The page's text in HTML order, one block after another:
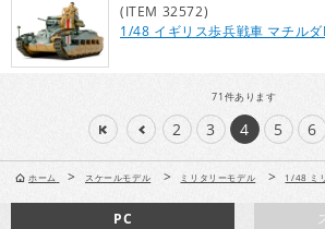
(ITEM 32572)
1/48 イギリス歩兵戦車 マチル
71件あります
2 3 4 5 6
ホーム > スケールモデル > ミリタリーモデル > 1/48 ミ
PC